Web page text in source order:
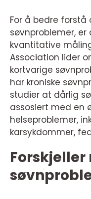
For å bedre
søvnproblemer,
kvantitative
Association lider
kortvarige
har kroniske
studier at dårlig
assosiert med en
helseproblemer,
karsykdommer,